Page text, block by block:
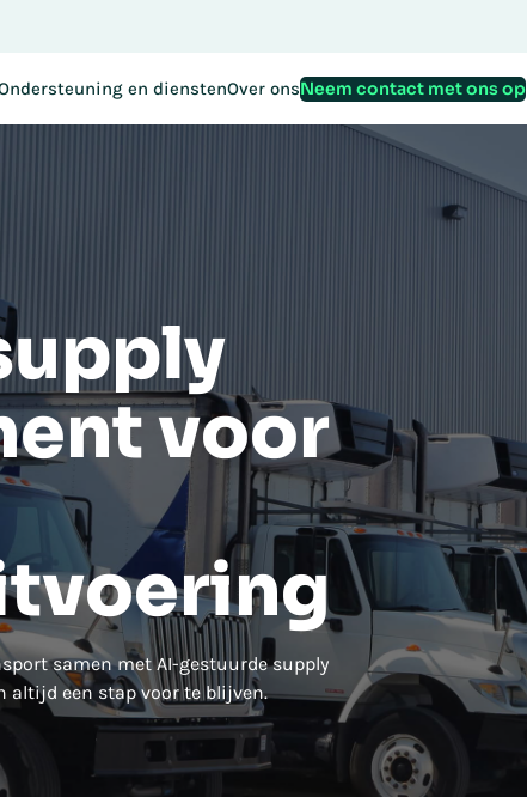
en dienstenOver onsNeem contact met ons op
voor
samen met AI-gestuurde supply
altijd een stap voor te blijven.